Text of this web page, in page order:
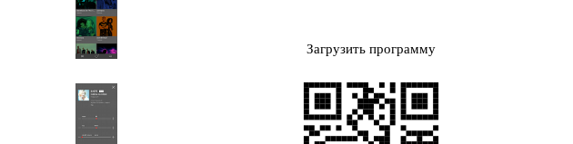
Загрузить программу